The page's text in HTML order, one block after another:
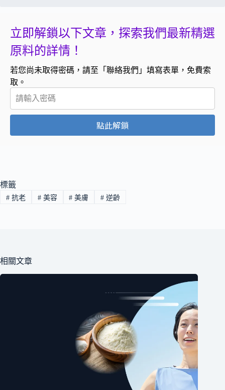
立即解鎖以下文章，探索我們最新精選
原料的詳情！
若您尚未取得密碼，請至「聯絡我們」填寫表單，免費索
取。
點此解鎖
標籤
#抗老 #美容 # 美膚 # 逆齡
相關文章